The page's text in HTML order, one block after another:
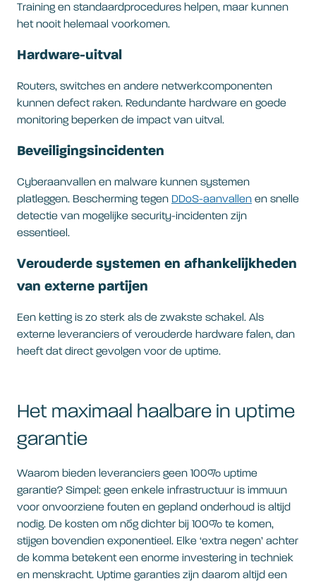
Training en standaardprocedures helpen, maar kunnen
het nooit helemaal voorkomen.
Hardware-uitval
Routers, switches en andere netwerkcomponenten
kunnen defect raken. Redundante hardware en goede
monitoring beperken de impact van uitval.
Beveiligingsincidenten
Cyberaanvallen en malware kunnen systemen
platleggen. Bescherming tegen DDoS-aanvallen en snelle
detectie van mogelijke security-incidenten zijn
essentieel.
Verouderde systemen en afhankelijkheden
van externe partijen
Een ketting is zo sterk als de zwakste schakel. Als
externe leveranciers of verouderde hardware falen, dan
heeft dat direct gevolgen voor de uptime.
Het maximaal haalbare in uptime
garantie
Waarom bieden leveranciers geen 100% uptime
garantie? Simpel: geen enkele infrastructuur is immuun
voor onvoorziene fouten en gepland onderhoud is altijd
nodig. De kosten om nóg dichter bij 100% te komen,
stijgen bovendien exponentieel. Elke ‘extra negen’ achter
de komma betekent een enorme investering in techniek
en menskracht. Uptime garanties zijn daarom altijd een